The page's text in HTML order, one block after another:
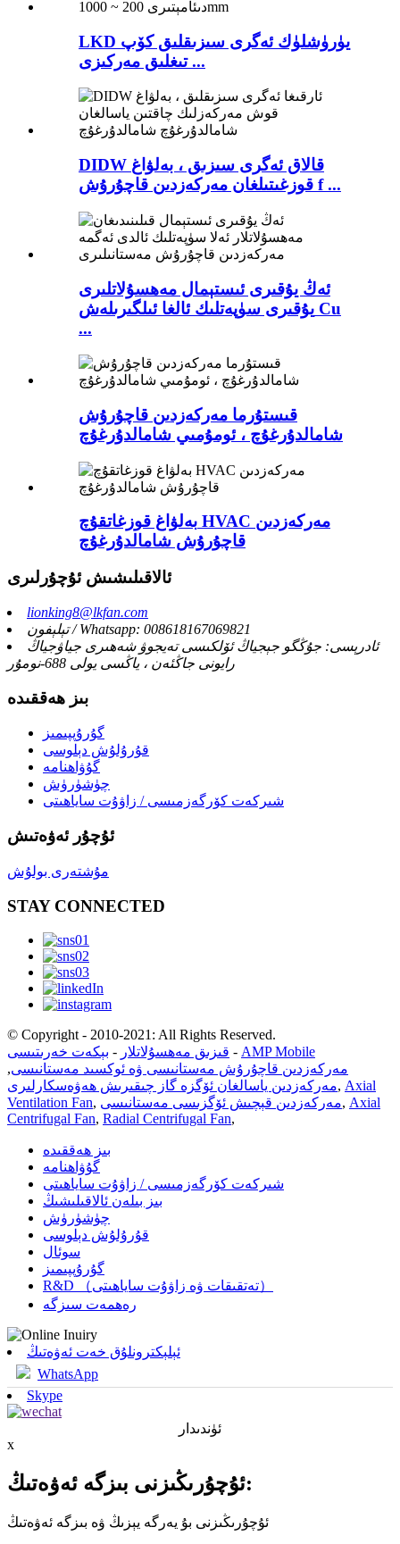
LKD يۈرۈشلۈك ئەگرى سىزىقلىق كۆپ
تىغلىق مەركىزى ...
DIDW قالاق ئەگرى سىزىق ، بەلۋاغ
قوزغىتىلغان مەركەزدىن قاچۇرۇش f ...
ئەڭ يۇقىرى ئىستېمال مەھسۇلاتلىرى
يۇقىرى سۈپەتلىك ئالغا ئىلگىرىلەش Cu
...
قىستۇرما مەركەزدىن قاچۇرۇش
شامالدۇرغۇچ ، ئومۇمىي شامالدۇرغۇچ
بەلۋاغ قوزغاتقۇچ HVAC مەركەزدىن
قاچۇرۇش شامالدۇرغۇچ
ئالاقىلىشىش ئۇچۇرلىرى
lionking8@lkfan.com
تېلېفون / Whatsapp: 008618167069821
ئادرېسى: جۇڭگو جېجياڭ ئۆلكىسى تەيجوۋ شەھىرى جياۋجياڭ
رايونى جاڭئەن ، ياڭسى يولى 688-نومۇر
بىز ھەققىدە
گۇرۇپپىمىز
قۇرۇلۇش دېلوسى
گۇۋاھنامە
چۈشۈرۈش
شىركەت كۆرگەزمىسى / زاۋۇت ساياھىتى
ئۇچۇر ئەۋەتىش
مۇشتەرى بولۇش
STAY CONNECTED
© Copyright - 2010-2021: All Rights Reserved.
قىزىق مەھسۇلاتلار - بېكەت خەرىتىسى - AMP Mobile
مەركەزدىن قاچۇرۇش مەستانىسى ۋە ئوكسىد مەستانىسى,
مەركەزدىن ياسالغان ئۆگزە گاز چىقىرىش ھەۋەسكارلىرى, Axial
Ventilation Fan, مەركەزدىن قېچىش ئۆگزىسى مەستانىسى, Axial
Centrifugal Fan, Radial Centrifugal Fan,
بىز ھەققىدە
گۇۋاھنامە
شىركەت كۆرگەزمىسى / زاۋۇت ساياھىتى
بىز بىلەن ئالاقىلىشىڭ
چۈشۈرۈش
قۇرۇلۇش دېلوسى
سوئال
گۇرۇپپىمىز
R&D （تەتقىقات ۋە زاۋۇت ساياھىتى）
رەھمەت سىزگە
ئېلېكترونلۇق خەت ئەۋەتىڭ
WhatsApp
Skype
ئۈندىدار
x
ئۇچۇرىڭىزنى بىزگە ئەۋەتىڭ:
ئۇچۇرىڭىزنى بۇ يەرگە يېزىڭ ۋە بىزگە ئەۋەتىڭ